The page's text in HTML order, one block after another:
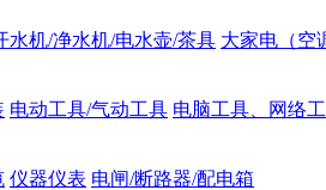
水机/净水机/电水壶/茶具 大家电（空
电动工具/气动工具 电脑工具、网络
仪器仪表 电闸/断路器/配电箱